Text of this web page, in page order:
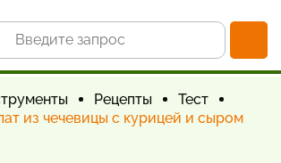
Рецепты
Тест
из чечевицы с курицей и сыром